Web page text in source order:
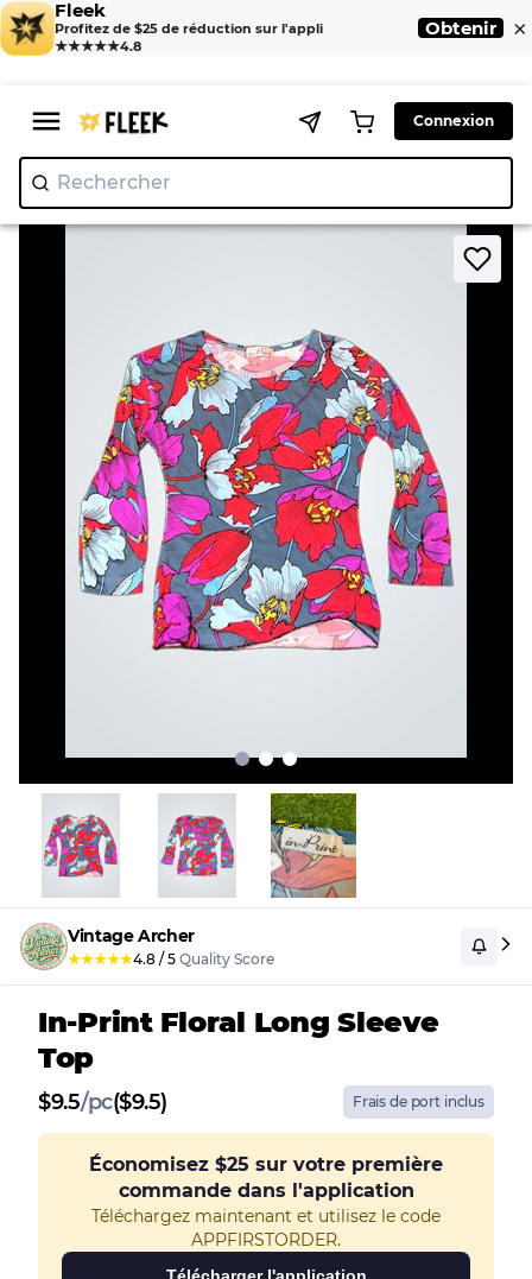
Fleek
Profitez de $25 de réduction sur l'appli
★★★★★4.8
Obtenir ×
Connexion
Rechercher
Home > T-Shirt > In-Print Floral Long Sleeve Top
Vintage Archer
★★★★★4.8 / 5 Quality Score
In-Print Floral Long Sleeve
Top
$9.5/pc($9.5) Frais de port inclus
Économisez $25 sur votre première
commande dans l'application
Téléchargez maintenant et utilisez le code
APPFIRSTORDER.